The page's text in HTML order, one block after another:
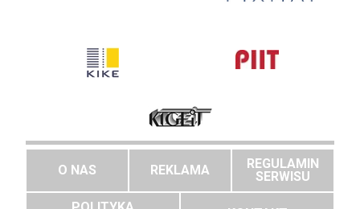
O NAS REKLAMA
REGULAMIN
SERWISU